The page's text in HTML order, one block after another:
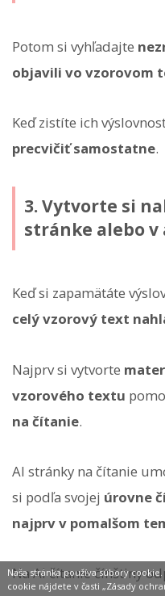
Potom si vyhľadajte
objavili vo vzorovom
Keď zistíte ich
precvičiť samostatne.
3. Vytvorte si
stránke alebo
Keď si zapamätáte
celý vzorový text
Najprv si vytvorte
vzorového textu
na čítanie.
AI stránky na čítanie
si podľa svojej úrovne
najprv v pomalšom
Na AI čítanie čínštiny
Naša stránka používa súbory
cookie nájdete v časti „Zásady